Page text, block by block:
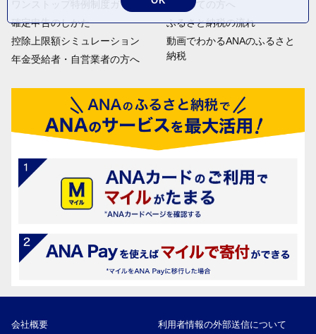
ワンストップ特例制度ガイド
確定申告のしかた
控除上限額シミュレーション
年金受給者・自営業者の方へ
はじめての方へ
ふるさと納税の流れ
動画でわかるANAのふるさと
納税
会社概要 利用者情報の外部送信について